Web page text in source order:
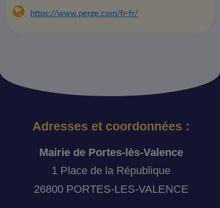
https://www.perge.com/fr-fr/
Adresses et coordonnées :
Mairie de Portes-lès-Valence
1 Place de la République
26800 PORTES-LES-VALENCE